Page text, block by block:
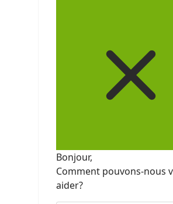
Bonjour,
Comment pouvons-nous
aider?